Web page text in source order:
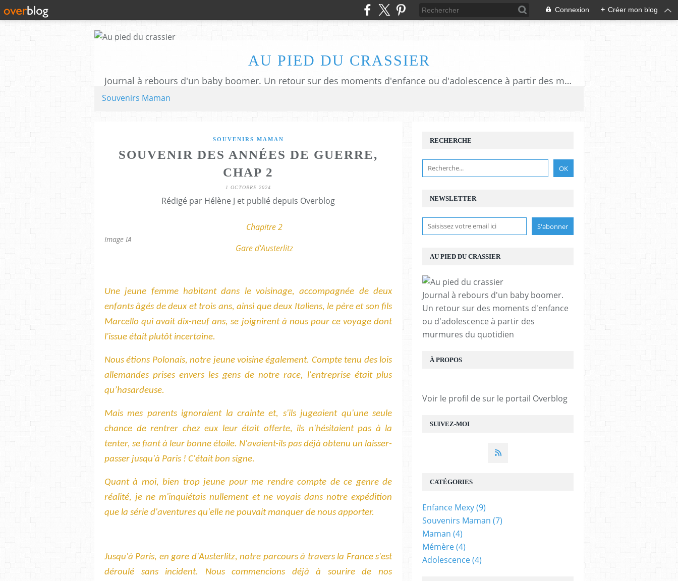
Connexion + Créer mon blog
AU PIED DU CRASSIER
Journal à rebours d'un baby boomer. Un retour sur des moments d'enfance ou d'adolescence à partir des murmures du quotidien
Souvenirs Maman
SOUVENIRS MAMAN
SOUVENIR DES ANNÉES DE GUERRE,
CHAP 2
1 OCTOBRE 2024
Rédigé par Hélène J et publié depuis Overblog
Image IA
Chapitre 2
Gare d'Austerlitz
Une jeune femme habitant dans le voisinage, accompagnée de deux
enfants âgés de deux et trois ans, ainsi que deux Italiens, le père et son fils
Marcello qui avait dix-neuf ans, se joignirent à nous pour ce voyage dont
l'issue était plutôt incertaine.
Nous étions Polonais, notre jeune voisine également. Compte tenu des lois
allemandes prises envers les gens de notre race, l'entreprise était plus
qu’hasardeuse.
Mais mes parents ignoraient la crainte et, s'ils jugeaient qu'une seule
chance de rentrer chez eux leur était offerte, ils n'hésitaient pas à la
tenter, se fiant à leur bonne étoile. N'avaient-ils pas déjà obtenu un laisser-
passer jusqu'à Paris ! C'était bon signe.
Quant à moi, bien trop jeune pour me rendre compte de ce genre de
réalité, je ne m'inquiétais nullement et ne voyais dans notre expédition
que la série d'aventures qu'elle ne pouvait manquer de nous apporter.
Jusqu'à Paris, en gare d'Austerlitz, notre parcours à travers la France s'est
déroulé sans incident. Nous commencions déjà à sourire de nos
NEWSLETTER
SUIVEZ-MOI
RECHERCHE
AU PIED DU CRASSIER
Journal à rebours d'un baby boomer.
Un retour sur des moments d'enfance
ou d'adolescence à partir des
murmures du quotidien
À PROPOS
Voir le profil de sur le portail Overblog
CATÉGORIES
Enfance Mexy(9)
Souvenirs Maman (7)
Maman (4)
Mémère(4)
Adolescence(4)